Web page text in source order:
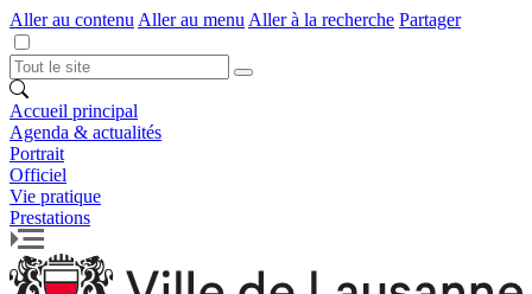
Aller au contenu Aller au menu Aller à la recherche Partager
Accueil principal
Agenda & actualités
Portrait
Officiel
Vie pratique
Prestations